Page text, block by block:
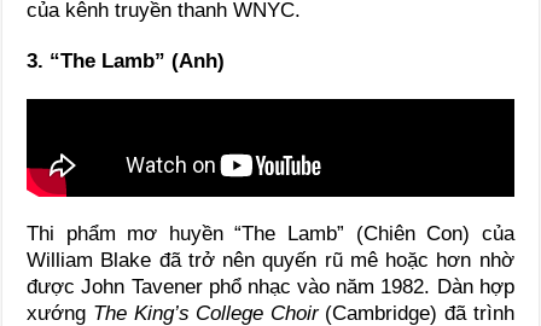
của kênh truyền thanh WNYC.
3. “The Lamb” (Anh)
Thi phẩm mơ huyền “The Lamb” (Chiên Con) của
William Blake đã trở nên quyến rũ mê hoặc hơn nhờ
được John Tavener phổ nhạc vào năm 1982. Dàn hợp
xướng The King’s College Choir(Cambridge) đã trình